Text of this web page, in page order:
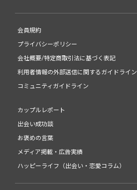
会員規約
プライバシーポリシー
会社概要/特定商取引法に基づく表記
利用者情報の外部送信に関するガイドライン
コミュニティガイドライン
カップルレポート
出会い成功談
お褒めの言葉
メディア掲載・広告実績
ハッピーライフ（出会い・恋愛コラム）